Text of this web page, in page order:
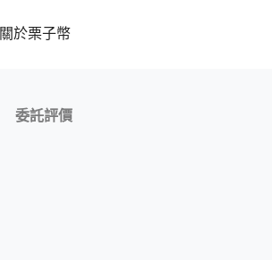
關於栗子幣
委託評價